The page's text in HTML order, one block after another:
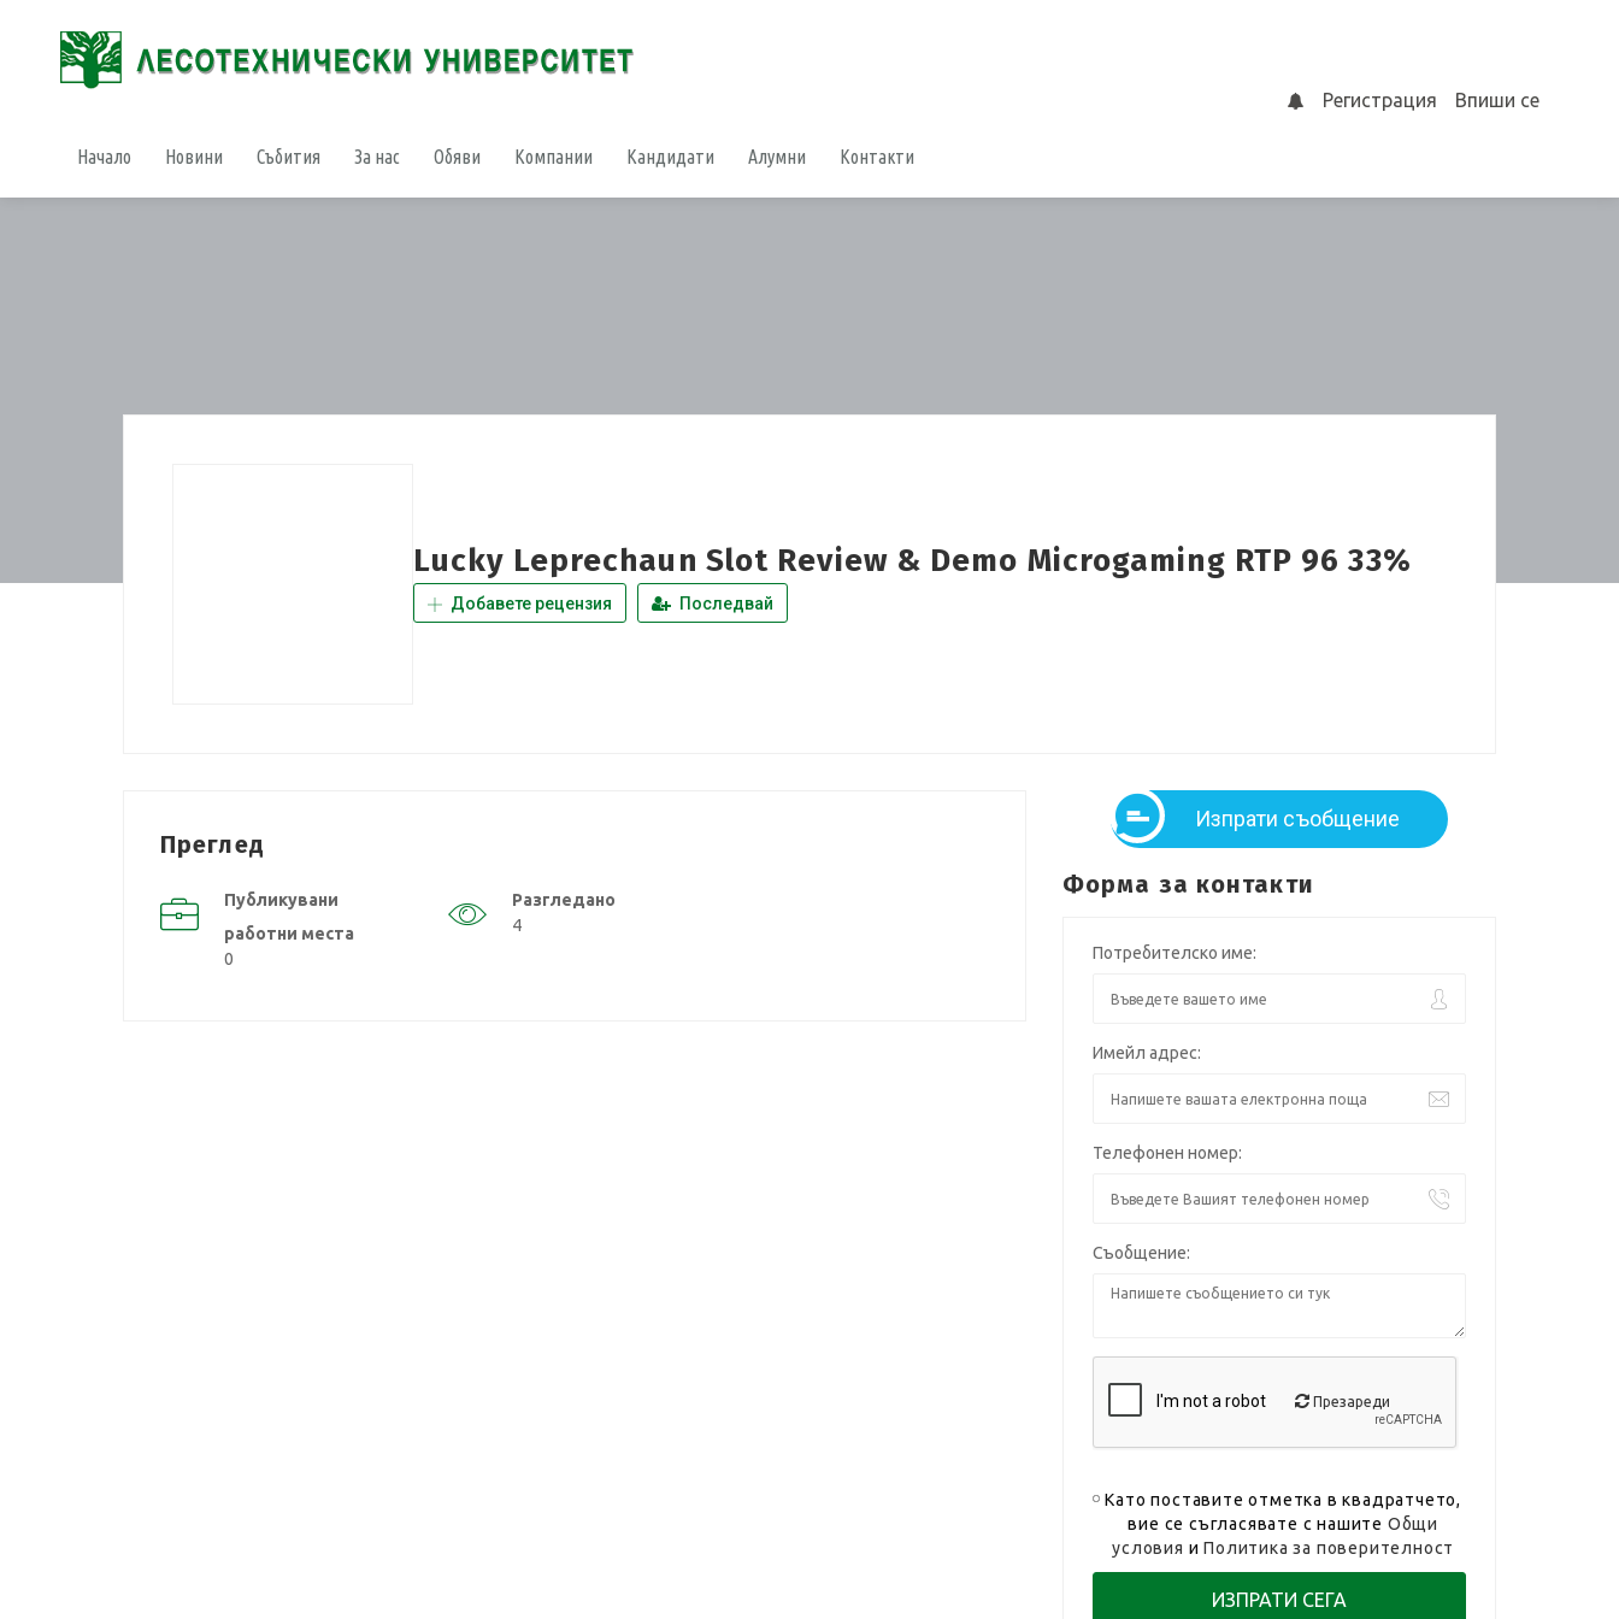
Начало Новини Събития За нас Обяви Компании Кандидати Алумни Контакти
Регистрация Впиши се
Lucky Leprechaun Slot Review & Demo Microgaming RTP 96 33%
Добавете рецензия Последвай
Преглед
Публикувани
работни места
0
Разгледано
4
Изпрати съобщение
Форма за контакти
Потребителско име:
Имейл адрес:
Телефонен номер:
Съобщение:
Презареди
Като поставите отметка в квадратчето,
вие се съгласявате с нашите Общи
условия иПолитика за поверителност